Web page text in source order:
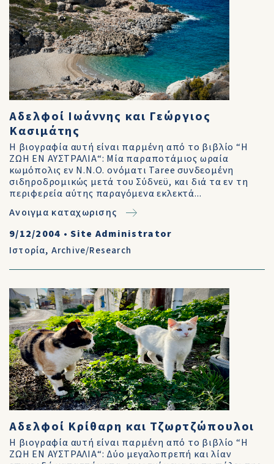
Αδελφοί Ιωάννης και Γεώργιος
Κασιμάτης
Η βιογραφία αυτή είναι παρμένη από το βιβλίο “Η
ΖΩΗ ΕΝ ΑΥΣΤΡΑΛΙΑ“: Μία παραποτάμιος ωραία
κωμόπολις εν Ν.Ν.Ο. ονόματι Taree συνδεομένη
σιδηροδρομικώς μετά του Σύδνεϋ, και διά τα εν τη
περιφερεία αύτης παραγόμενα εκλεκτά...
Ανοιγμα καταχωρισης
9/12/2004 •Site Administrator
Ιστορία, Archive/Research
Αδελφοί Κρίθαρη και Τζωρτζώπουλοι
Η βιογραφία αυτή είναι παρμένη από το βιβλίο “Η
ΖΩΗ ΕΝ ΑΥΣΤΡΑΛΙΑ“: Δύο μεγαλοπρεπή και λίαν